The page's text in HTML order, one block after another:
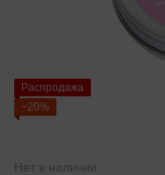
Распродажа
−20%
Нет в наличии